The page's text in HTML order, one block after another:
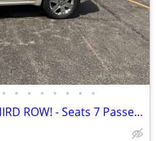
• • • • • • • •
2014 GMC Acadia Denali - THIRD ROW! - Seats 7 Passengers!